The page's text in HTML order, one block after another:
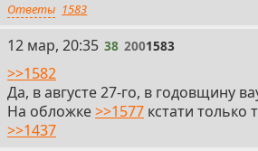
Ответы 1583
38
12 мар, 20:35 38 2001583
>>1582
Да, в августе 27-го, в годовщину
На обложке>>1577 кстати только
>>1437